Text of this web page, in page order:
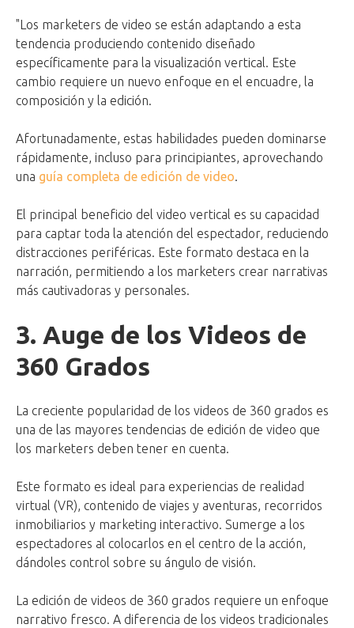
"Los marketers de video se están adaptando a esta
tendencia produciendo contenido diseñado
específicamente para la visualización vertical. Este
cambio requiere un nuevo enfoque en el encuadre, la
composición y la edición.
Afortunadamente, estas habilidades pueden dominarse
rápidamente, incluso para principiantes, aprovechando
una guía completa de edición de video.
El principal beneficio del video vertical es su capacidad
para captar toda la atención del espectador, reduciendo
distracciones periféricas. Este formato destaca en la
narración, permitiendo a los marketers crear narrativas
más cautivadoras y personales.
3. Auge de los Videos de
360 Grados
La creciente popularidad de los videos de 360 grados es
una de las mayores tendencias de edición de video que
los marketers deben tener en cuenta.
Este formato es ideal para experiencias de realidad
virtual (VR), contenido de viajes y aventuras, recorridos
inmobiliarios y marketing interactivo. Sumerge a los
espectadores al colocarlos en el centro de la acción,
dándoles control sobre su ángulo de visión.
La edición de videos de 360 grados requiere un enfoque
narrativo fresco. A diferencia de los videos tradicionales